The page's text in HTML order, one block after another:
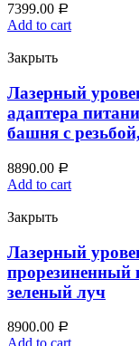
7399.00 Р
Add to cart
Закрыть
Лазерный
адаптера
башня с
8890.00 Р
Add to cart
Закрыть
Лазерный
прорезиненный
зеленый луч
8900.00 Р